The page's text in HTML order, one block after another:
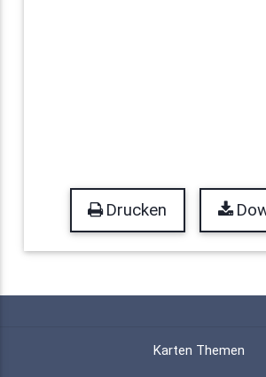
Drucken
Karten Themen